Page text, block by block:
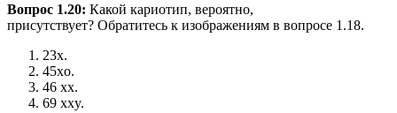
Вопрос 1.20: Какой кариотип, вероятно,
присутствует? Обратитесь к изображениям в вопросе 1.18.
23x.
45xo.
46 xx.
69 xxy.